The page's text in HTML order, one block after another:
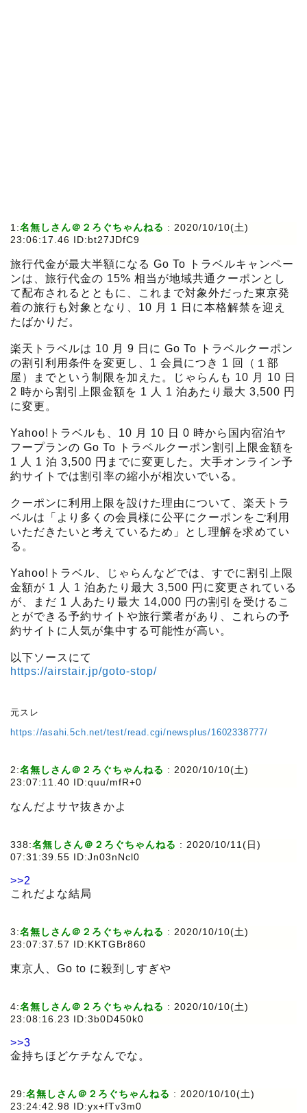
1:名無しさん＠２ろぐちゃんねる : 2020/10/10(土)
23:06:17.46 ID:bt27JDfC9
旅行代金が最大半額になる Go To トラベルキャンペー
ンは、旅行代金の 15% 相当が地域共通クーポンとし
て配布されるとともに、これまで対象外だった東京発
着の旅行も対象となり、10 月 1 日に本格解禁を迎え
たばかりだ。
楽天トラベルは 10 月 9 日に Go To トラベルクーポン
の割引利用条件を変更し、1 会員につき 1 回（１部
屋）までという制限を加えた。じゃらんも 10 月 10 日
2 時から割引上限金額を 1 人 1 泊あたり最大 3,500 円
に変更。
Yahoo!トラベルも、10 月 10 日 0 時から国内宿泊ヤ
フープランの Go To トラベルクーポン割引上限金額を
1 人 1 泊 3,500 円までに変更した。大手オンライン予
約サイトでは割引率の縮小が相次いでいる。
クーポンに利用上限を設けた理由について、楽天トラ
ベルは「より多くの会員様に公平にクーポンをご利用
いただきたいと考えているため」とし理解を求めてい
る。
Yahoo!トラベル、じゃらんなどでは、すでに割引上限
金額が 1 人 1 泊あたり最大 3,500 円に変更されている
が、まだ 1 人あたり最大 14,000 円の割引を受けるこ
とができる予約サイトや旅行業者があり、これらの予
約サイトに人気が集中する可能性が高い。
以下ソースにて
https://airstair.jp/goto-stop/
元スレ
https://asahi.5ch.net/test/read.cgi/newsplus/1602338777/
2:名無しさん＠２ろぐちゃんねる : 2020/10/10(土)
23:07:11.40 ID:quu/mfR+0
なんだよサヤ抜きかよ
338:名無しさん＠２ろぐちゃんねる : 2020/10/11(日)
07:31:39.55 ID:Jn03nNcl0
>>2
これだよな結局
3:名無しさん＠２ろぐちゃんねる : 2020/10/10(土)
23:07:37.57 ID:KKTGBr860
東京人、Go to に殺到しすぎや
4:名無しさん＠２ろぐちゃんねる : 2020/10/10(土)
23:08:16.23 ID:3b0D450k0
>>3
金持ちほどケチなんでな。
29:名無しさん＠２ろぐちゃんねる : 2020/10/10(土)
23:24:42.98 ID:yx+fTv3m0